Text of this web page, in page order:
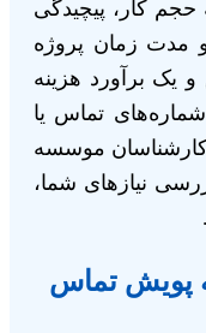
حجم کار، پیچیدگی
مدت زمان پروژه
یک برآورد هزینه
تماس یا
موسسه
نیازهای شما،
پویش تماس